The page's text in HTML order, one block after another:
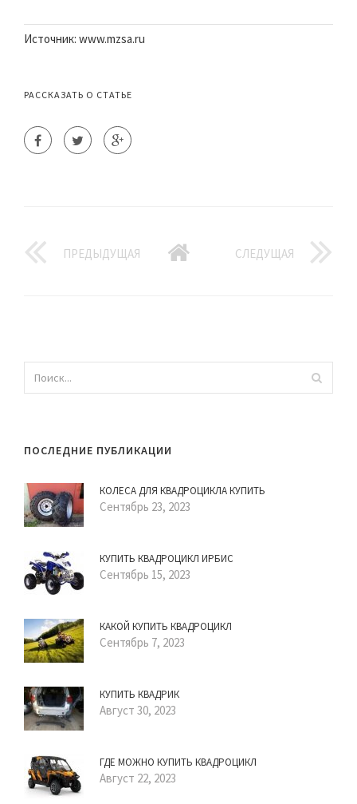
Источник: www.mzsa.ru
РАССКАЗАТЬ О СТАТЬЕ
ПРЕДЫДУЩАЯ СЛЕДУЩАЯ
ПОСЛЕДНИЕ ПУБЛИКАЦИИ
КОЛЕСА ДЛЯ КВАДРОЦИКЛА КУПИТЬ
Сентябрь 23, 2023
КУПИТЬ КВАДРОЦИКЛ ИРБИС
Сентябрь 15, 2023
КАКОЙ КУПИТЬ КВАДРОЦИКЛ
Сентябрь 7, 2023
КУПИТЬ КВАДРИК
Август 30, 2023
ГДЕ МОЖНО КУПИТЬ КВАДРОЦИКЛ
Август 22, 2023